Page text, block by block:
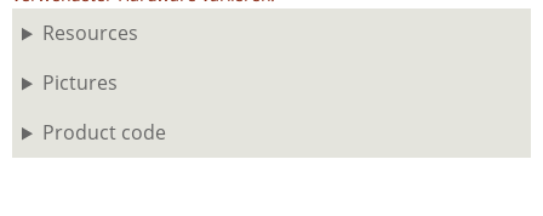
Resources
Pictures
Product code